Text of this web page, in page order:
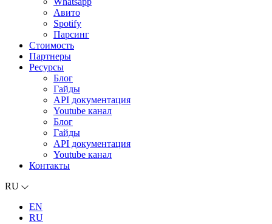
Авито
Spotify
Парсинг
Стоимость
Партнеры
Ресурсы
Блог
Гайды
API документация
Youtube канал
Блог
Гайды
API документация
Youtube канал
Контакты
RU
EN
RU